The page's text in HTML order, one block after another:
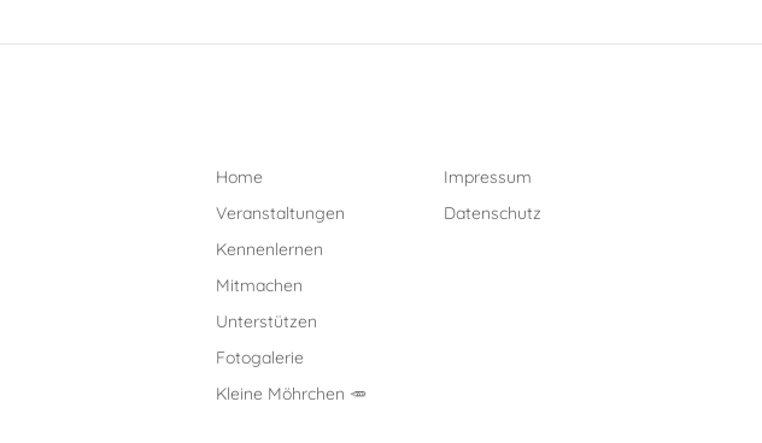
Home
Veranstaltungen
Kennenlernen
Mitmachen
Unterstützen
Fotogalerie
Kleine Möhrchen 🥕
Impressum
Datenschutz